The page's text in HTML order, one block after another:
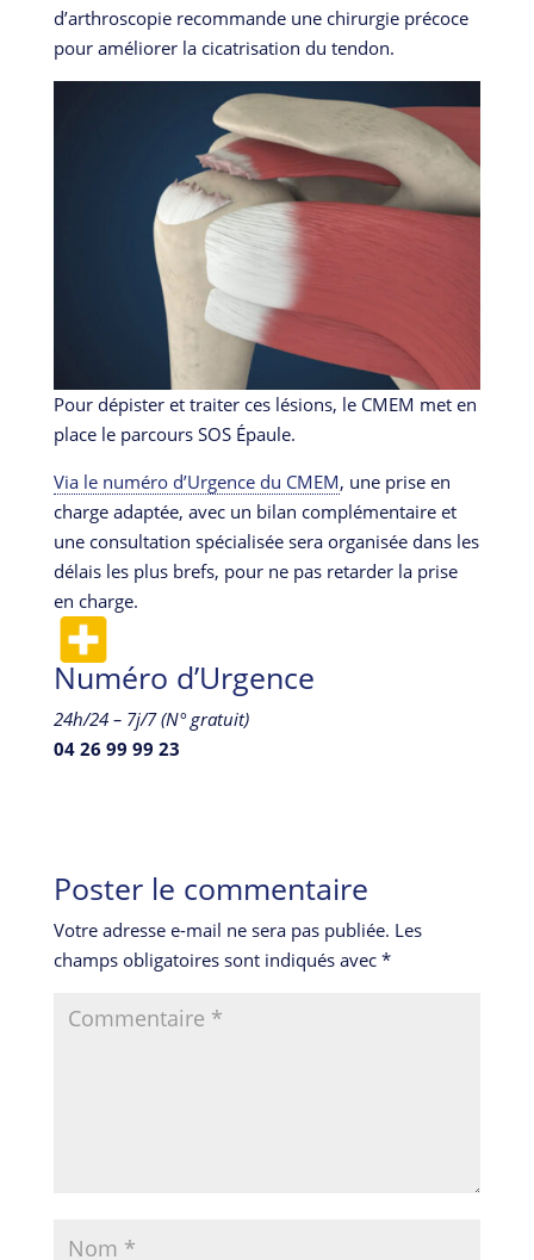
d’arthroscopie recommande une chirurgie précoce
pour améliorer la cicatrisation du tendon.
Pour dépister et traiter ces lésions, le CMEM met en
place le parcours SOS Épaule.
Via le numéro d’Urgence du CMEM, une prise en
charge adaptée, avec un bilan complémentaire et
une consultation spécialisée sera organisée dans les
délais les plus brefs, pour ne pas retarder la prise
en charge.
Numéro d’Urgence
24h/24 – 7j/7 (N° gratuit)
04 26 99 99 23
Poster le commentaire
Votre adresse e-mail ne sera pas publiée. Les
champs obligatoires sont indiqués avec *